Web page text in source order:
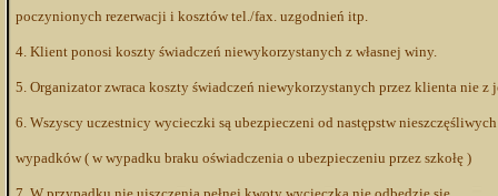
poczynionych rezerwacji i kosztów tel./fax. uzgodnień itp.
4. Klient ponosi koszty świadczeń niewykorzystanych z własnej winy.
5. Organizator zwraca koszty świadczeń niewykorzystanych przez klienta nie z
6. Wszyscy uczestnicy wycieczki są ubezpieczeni od następstw nieszczęśliwych
wypadków ( w wypadku braku oświadczenia o ubezpieczeniu przez szkołę )
7. W przypadku nie uiszczenia pełnej kwoty wycieczka nie odbędzie się.